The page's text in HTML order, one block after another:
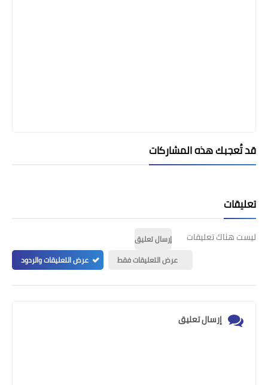
قد تُعجبك هذه المشاركات
تعليقات
ليست هناك تعليقات
إرسال تعليق
عرض التعليقات فقط
عرض التعليقات والردود
إرسال تعليق